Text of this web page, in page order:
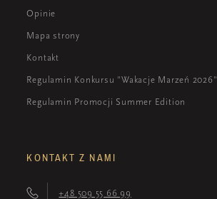
Opinie
Mapa strony
Kontakt
Regulamin Konkursu "Wakacje Marzeń 2026"
Regulamin Promocji Summer Edition
KONTAKT Z NAMI
+48 509 55 66 99